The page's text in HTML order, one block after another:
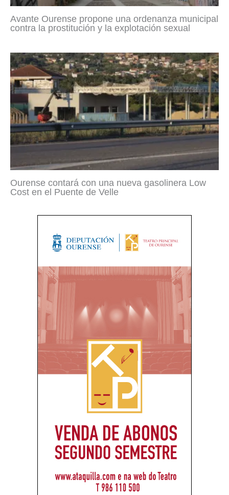
Avante Ourense propone una ordenanza municipal
contra la prostitución y la explotación sexual
Ourense contará con una nueva gasolinera Low
Cost en el Puente de Velle